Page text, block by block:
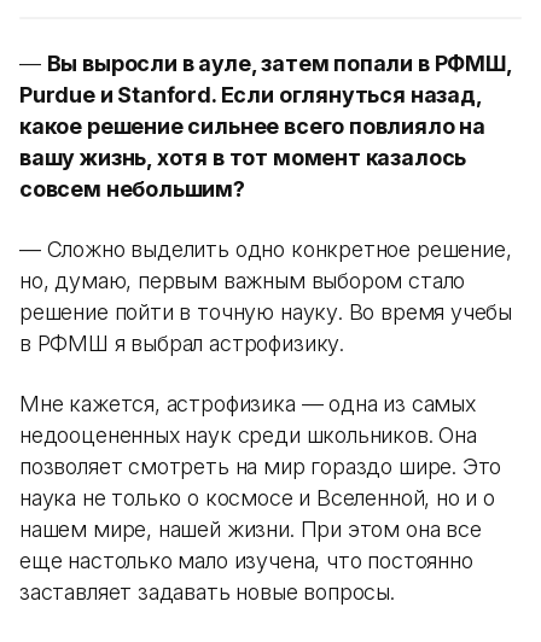
— Вы выросли в ауле, затем попали в РФМШ,
Purdue и Stanford. Если оглянуться назад,
какое решение сильнее всего повлияло на
вашу жизнь, хотя в тот момент казалось
совсем небольшим?
— Сложно выделить одно конкретное решение,
но, думаю, первым важным выбором стало
решение пойти в точную науку. Во время учебы
в РФМШ я выбрал астрофизику.
Мне кажется, астрофизика — одна из самых
недооцененных наук среди школьников. Она
позволяет смотреть на мир гораздо шире. Это
наука не только о космосе и Вселенной, но и о
нашем мире, нашей жизни. При этом она все
еще настолько мало изучена, что постоянно
заставляет задавать новые вопросы.